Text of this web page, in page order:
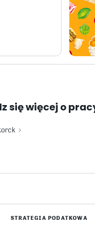
się więcej o
STRATEGIA PODATKOWA